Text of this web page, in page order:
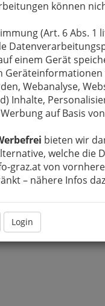
können
(Art. 6 Abs. 1
einem Gerät
Webanalyse,
Inhalte,
auf Basis
bieten wir
welche die
graz.at von
– nähere Infos
Login
und
auch für